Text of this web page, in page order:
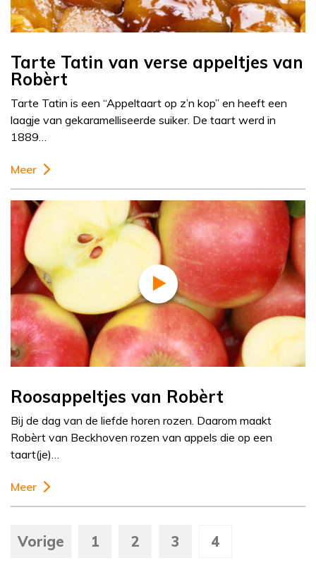
Tarte Tatin van verse appeltjes van
Robèrt
Tarte Tatin is een “Appeltaart op z’n kop” en heeft een
laagje van gekaramelliseerde suiker. De taart werd in
1889…
Meer
Roosappeltjes van Robèrt
Bij de dag van de liefde horen rozen. Daarom maakt
Robèrt van Beckhoven rozen van appels die op een
taart(je)…
Meer
Vorige 1 2 3 4